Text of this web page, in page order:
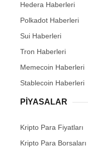
Hedera Haberleri
Polkadot Haberleri
Sui Haberleri
Tron Haberleri
Memecoin Haberleri
Stablecoin Haberleri
PIYASALAR
Kripto Para Fiyatları
Kripto Para Borsaları